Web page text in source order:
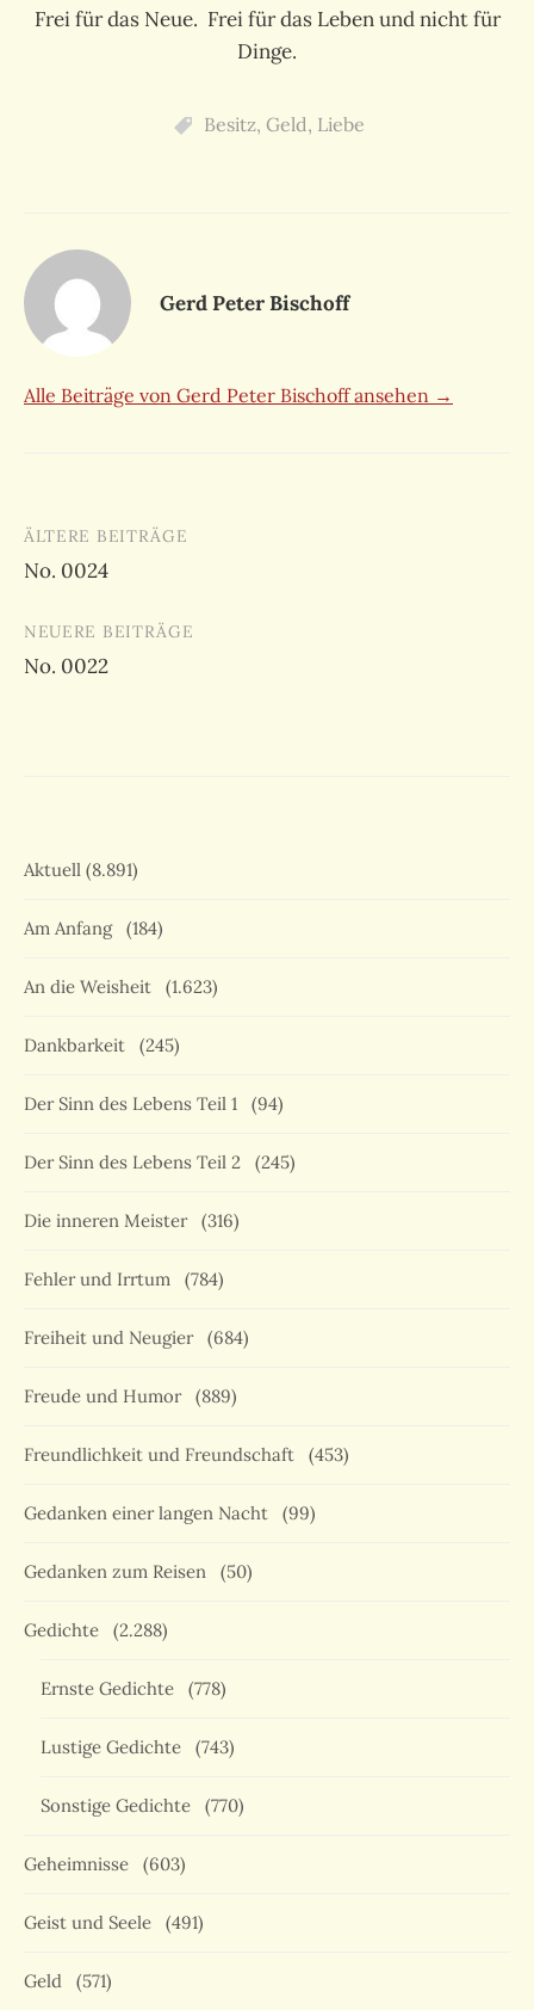
Frei für das Neue. Frei für das Leben und nicht für
Dinge.
Besitz, Geld, Liebe
Gerd Peter Bischoff
Alle Beiträge von Gerd Peter Bischoff ansehen →
Beitragsnavigation
ÄLTERE BEITRÄGE
No. 0024
NEUERE BEITRÄGE
No. 0022
Aktuell (8.891)
Am Anfang (184)
An die Weisheit (1.623)
Dankbarkeit (245)
Der Sinn des Lebens Teil 1 (94)
Der Sinn des Lebens Teil 2 (245)
Die inneren Meister (316)
Fehler und Irrtum (784)
Freiheit und Neugier (684)
Freude und Humor (889)
Freundlichkeit und Freundschaft (453)
Gedanken einer langen Nacht (99)
Gedanken zum Reisen (50)
Gedichte (2.288)
Ernste Gedichte (778)
Lustige Gedichte (743)
Sonstige Gedichte (770)
Geheimnisse (603)
Geist und Seele (491)
Geld (571)